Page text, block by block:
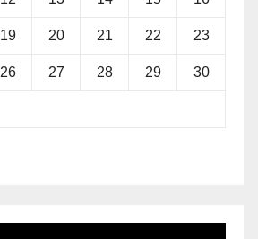
19 20 21 22 23
26 27 28 29 30